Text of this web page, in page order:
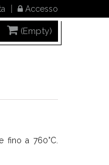
Accesso
(Empty)
fino a 760°C.